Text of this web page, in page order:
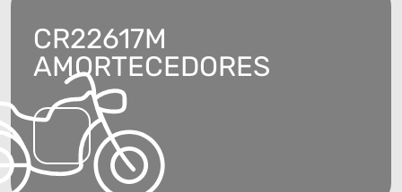
CR22617M
AMORTECEDORES